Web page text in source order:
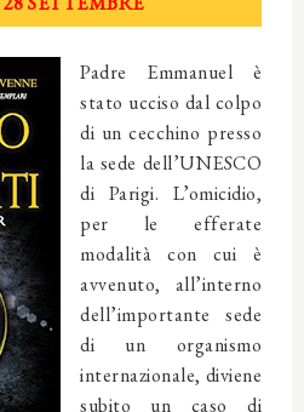
Padre Emmanuel è
stato ucciso dal colpo
di un cecchino presso
la sede dell’UNESCO
di Parigi. L’omicidio,
per le efferate
modalità con cui è
avvenuto, all’interno
dell’importante sede
di un organismo
internazionale, diviene
subito un caso di